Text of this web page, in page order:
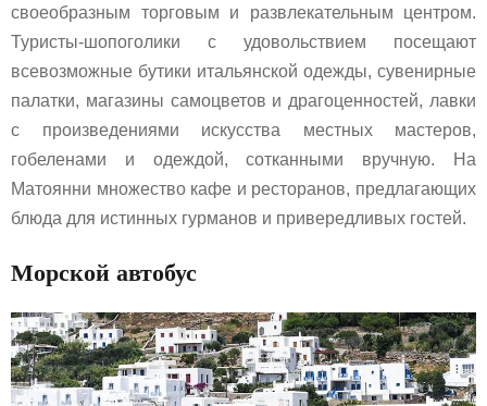
своеобразным торговым и развлекательным центром.
Туристы-шопоголики с удовольствием посещают
всевозможные бутики итальянской одежды, сувенирные
палатки, магазины самоцветов и драгоценностей, лавки
с произведениями искусства местных мастеров,
гобеленами и одеждой, сотканными вручную. На
Матоянни множество кафе и ресторанов, предлагающих
блюда для истинных гурманов и привередливых гостей.
Морской автобус